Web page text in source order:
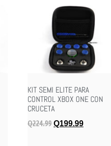
KIT SEMI ELITE PARA
CONTROL XBOX ONE CON
CRUCETA
Q224.99 Q199.99